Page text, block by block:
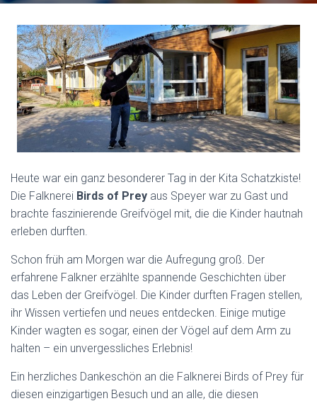
Heute war ein ganz besonderer Tag in der Kita Schatzkiste!
Die Falknerei Birds of Prey aus Speyer war zu Gast und
brachte faszinierende Greifvögel mit, die die Kinder hautnah
erleben durften.
Schon früh am Morgen war die Aufregung groß. Der
erfahrene Falkner erzählte spannende Geschichten über
das Leben der Greifvögel. Die Kinder durften Fragen stellen,
ihr Wissen vertiefen und neues entdecken. Einige mutige
Kinder wagten es sogar, einen der Vögel auf dem Arm zu
halten – ein unvergessliches Erlebnis!
Ein herzliches Dankeschön an die Falknerei Birds of Prey für
diesen einzigartigen Besuch und an alle, die diesen